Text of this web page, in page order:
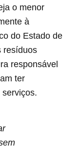
o menor
à
do Estado de
resíduos
responsável
ter